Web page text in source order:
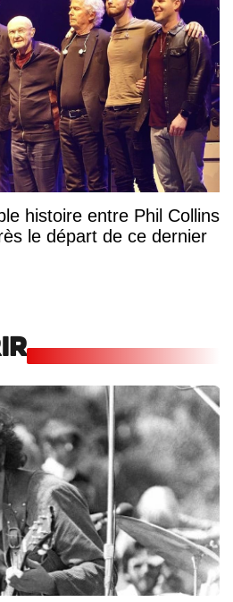
histoire entre Phil Collins
le départ de ce dernier